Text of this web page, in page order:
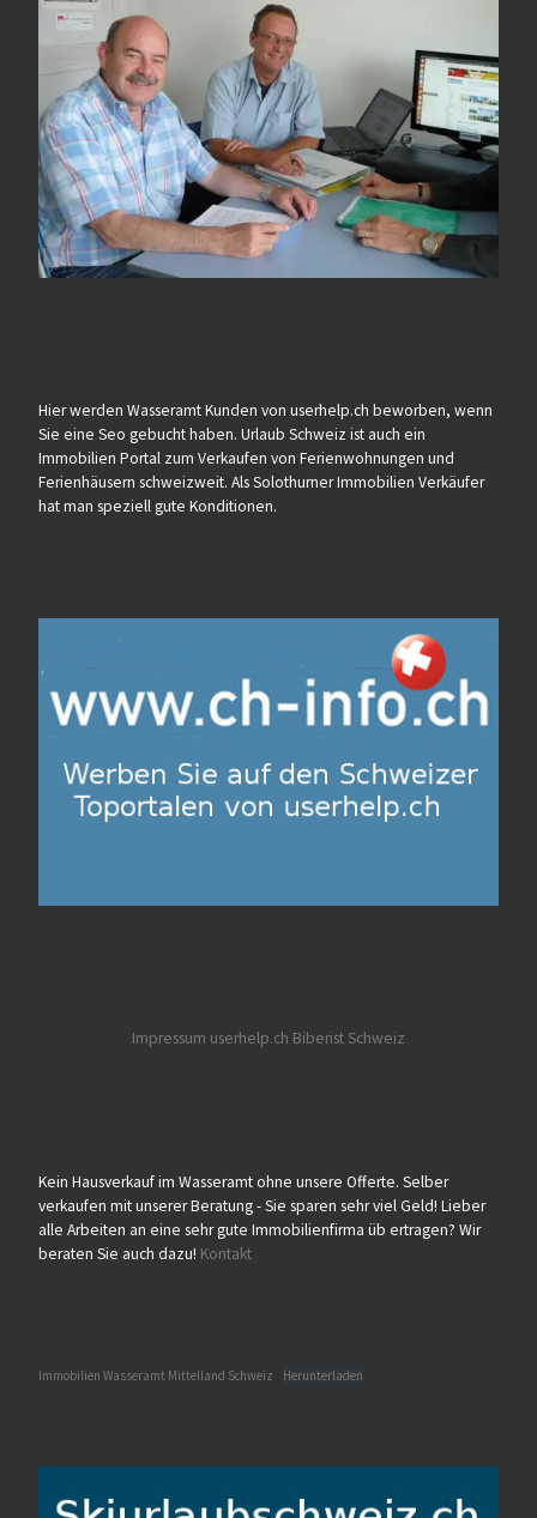
Hier werden Wasseramt Kunden von userhelp.ch beworben, wenn
Sie eine Seo gebucht haben. Urlaub Schweiz ist auch ein
Immobilien Portal zum Verkaufen von Ferienwohnungen und
Ferienhäusern schweizweit. Als Solothurner Immobilien Verkäufer
hat man speziell gute Konditionen.
Impressum userhelp.ch Biberist Schweiz
Kein Hausverkauf im Wasseramt ohne unsere Offerte. Selber
verkaufen mit unserer Beratung - Sie sparen sehr viel Geld! Lieber
alle Arbeiten an eine sehr gute Immobilienfirma üb ertragen? Wir
beraten Sie auch dazu! Kontakt
Immobilien Wasseramt Mittelland Schweiz Herunterladen